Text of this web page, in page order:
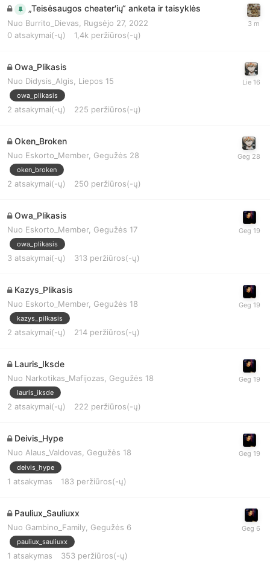
„Teisėsaugos cheater'ių“ anketa ir taisyklės
Nuo Burrito_Dievas
Rugsėjo 27, 2022
0 atsakymai(-ų) 1,4k peržiūros(-ų)
Owa_Plikasis
Nuo Didysis_Algis Liepos 15
owa_plikasis
2 atsakymai(-ų) 225 peržiūros(-ų)
Oken_Broken
Nuo Eskorto_Member, Gegužės 28
oken_broken
2 atsakymai(-ų) 250 peržiūros(-ų)
Owa_Plikasis
Nuo Eskorto_Member, Gegužės 17
owa_plikasis
3 atsakymai(-ų) 313 peržiūros(-ų)
Kazys_Plikasis
Nuo Eskorto_Member, Gegužės 18
kazys_pilkasis
2 atsakymai(-ų) 214 peržiūros(-ų)
Lauris_Iksde
Nuo Narkotikas_Mafijozas, Gegužės 18
lauris_iksde
2 atsakymai(-ų) 222 peržiūros(-ų)
Deivis_Hype
Nuo Alaus_Valdovas, Gegužės 18
deivis_hype
1 atsakymas 183 peržiūros(-ų)
Pauliux_Sauliuxx
Nuo Gambino_Family Gegužės 6
pauliux_sauliuxx
1 atsakymas 353 peržiūros(-ų)